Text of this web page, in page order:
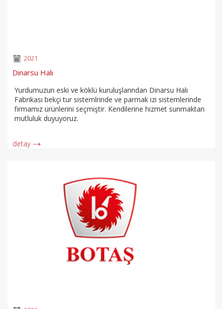
2021
Dinarsu Halı
Yurdumuzun eski ve köklü kuruluşlarından Dinarsu Halı
Fabrikası bekçi tur sistemlrinde ve parmak izi sistemlerinde
firmamız ürünlerini seçmiştir. Kendilerine hizmet sunmaktan
mutluluk duyuyoruz.
detay